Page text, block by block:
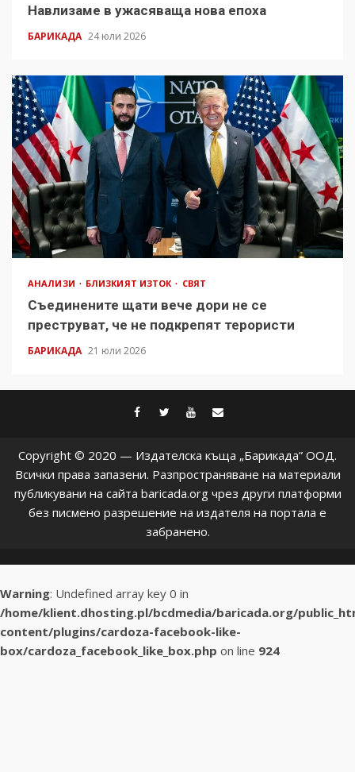
Навлизаме в ужасяваща нова епоха
БАРИКАДА 24 юли 2026
АНАЛИЗИ БЛИЗКИЯТ ИЗТОК СВЯТ
Съединените щати вече дори не се
преструват, че не подкрепят терористи
БАРИКАДА 21 юли 2026
facebook
twitter
youtube
Copyright © 2020 — Издателска къща „Барикада” ООД.
Всички права запазени. Разпространяване на материали
публикувани на сайта baricada.org чрез други платформи
без писмено разрешение на издателя на портала е
забранено.
Warning: Undefined array key 0 in
/home/klient.dhosting.pl/bcdmedia/baricada.org/
content/plugins/cardoza-facebook-like-
box/cardoza_facebook_like_box.php on line 924